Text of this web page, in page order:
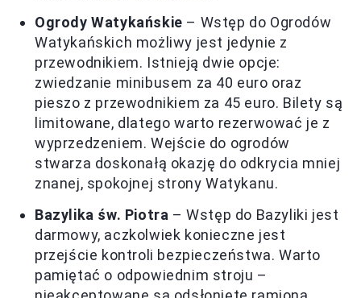
Ogrody Watykańskie – Wstęp do Ogrodów
Watykańskich możliwy jest jedynie z
przewodnikiem. Istnieją dwie opcje:
zwiedzanie minibusem za 40 euro oraz
pieszo z przewodnikiem za 45 euro. Bilety są
limitowane, dlatego warto rezerwować je z
wyprzedzeniem. Wejście do ogrodów
stwarza doskonałą okazję do odkrycia mniej
znanej, spokojnej strony Watykanu.
Bazylika św. Piotra – Wstęp do Bazyliki jest
darmowy, aczkolwiek konieczne jest
przejście kontroli bezpieczeństwa. Warto
pamiętać o odpowiednim stroju –